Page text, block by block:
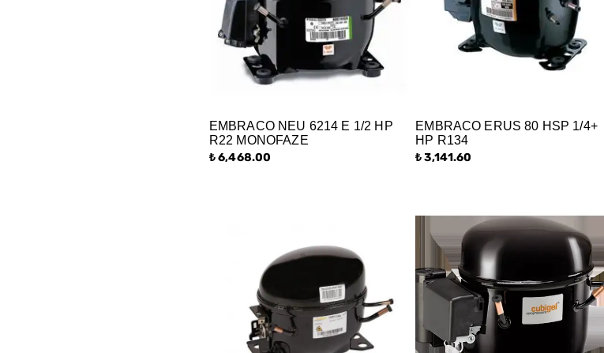
EMBRACO NEU 6214 E 1/2 HP
R22 MONOFAZE
₺ 6,468.00
EMBRACO ERUS 80 HSP 1/4+
HP R134
₺ 3,141.60